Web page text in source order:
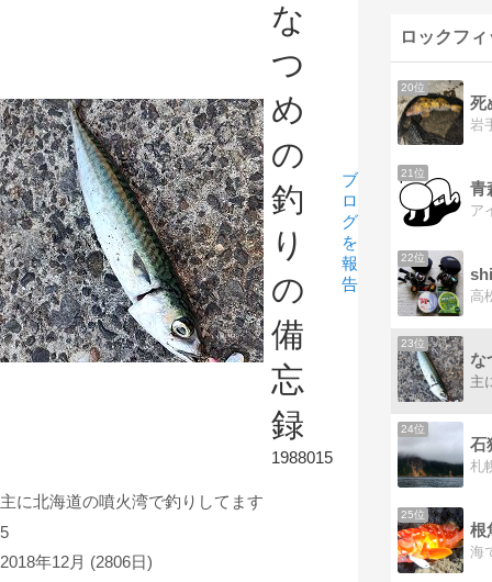
な
つ
め
の
釣
り
の
備
忘
録
1988015
ブ
ロ
グ
を
報
告
主に北海道の噴火湾で釣りしてます
5
2018年12月 (2806日)
ロックフ
20位
21位
青
22位
23位
な
主
24位
石
25位
根